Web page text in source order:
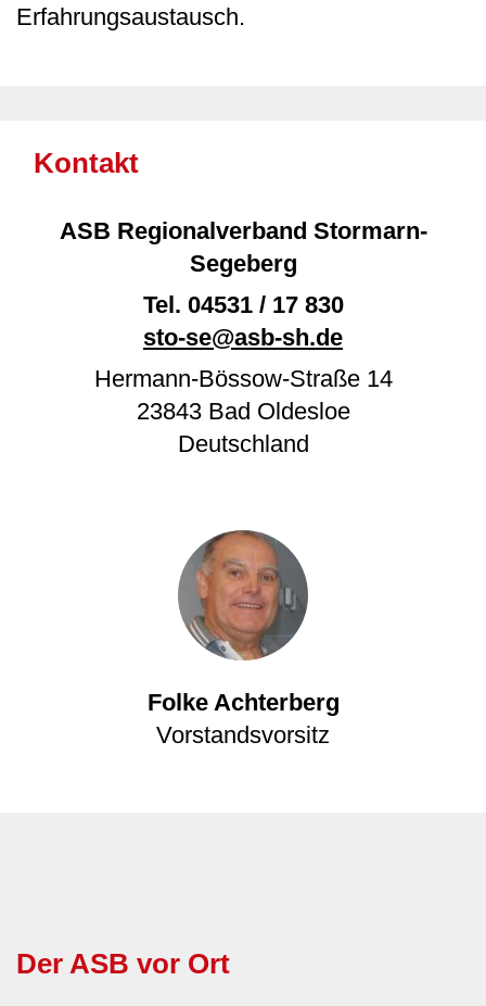
Erfahrungsaustausch.
Kontakt
ASB Regionalverband Stormarn-
Segeberg
Tel. 04531 / 17 830
sto-se@asb-sh.de
Hermann-Bössow-Straße 14
23843 Bad Oldesloe
Deutschland
Folke Achterberg
Vorstandsvorsitz
Der ASB vor Ort